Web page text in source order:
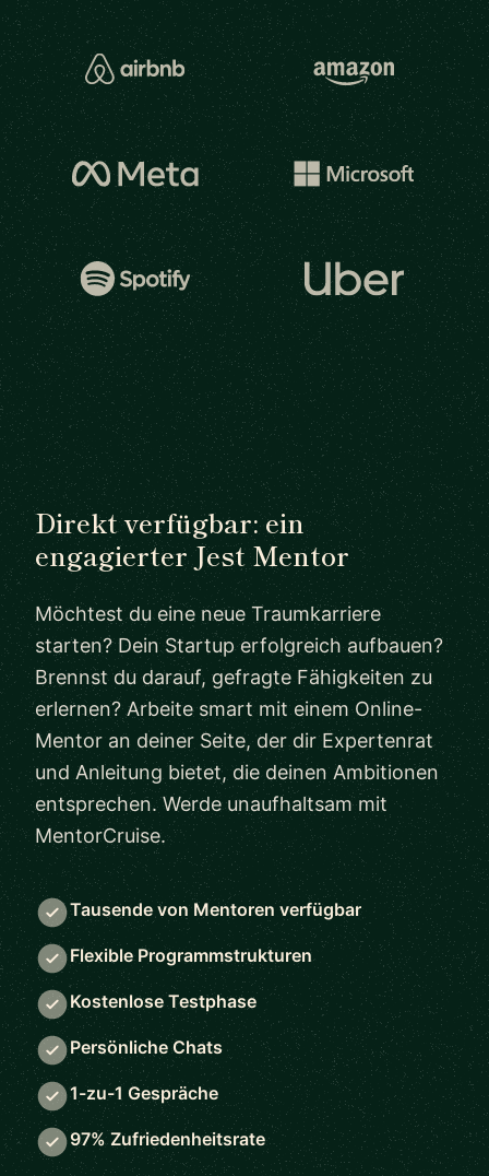
Direkt verfügbar: ein
engagierter Jest Mentor
Möchtest du eine neue Traumkarriere
starten? Dein Startup erfolgreich aufbauen?
Brennst du darauf, gefragte Fähigkeiten zu
erlernen? Arbeite smart mit einem Online-
Mentor an deiner Seite, der dir Expertenrat
und Anleitung bietet, die deinen Ambitionen
entsprechen. Werde unaufhaltsam mit
MentorCruise.
Tausende von Mentoren verfügbar
Flexible Programmstrukturen
Kostenlose Testphase
Persönliche Chats
1-zu-1 Gespräche
97% Zufriedenheitsrate